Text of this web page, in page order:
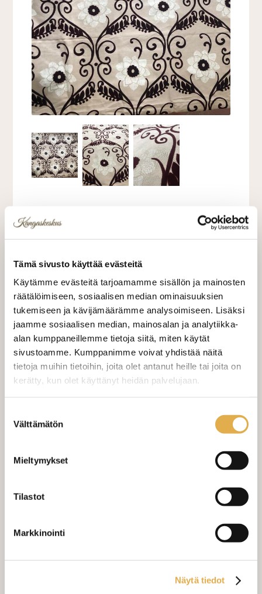
Tämä sivusto käyttää evästeitä
Käytämme evästeitä tarjoamamme sisällön ja mainosten
räätälöimiseen, sosiaalisen median ominaisuuksien
tukemiseen ja kävijämäärämme analysoimiseen. Lisäksi
jaamme sosiaalisen median, mainosalan ja analytiikka-
alan kumppaneillemme tietoja siitä, miten käytät
sivustoamme. Kumppanimme voivat yhdistää näitä
tietoja muihin tietoihin, joita olet antanut heille tai joita on
kerätty, kun olet käyttänyt heidän palvelujaan.
valinta
Välttämätön
Mieltymykset
Tilastot
Markkinointi
Näytä tiedot
Samettiflokattuja kuvioita syvällä
tummanpunaisella, pohjan väri beige
Tarjous - osta nyt ja säästä 42,16 €
20,00 €
Norm.62,16 €
LISÄÄ OSTOSKORIIN
Valitse mukaan ompelupalvelu
MÄÄRÄ:
Mittausohje-sivulta
laskukaavion. Ompelutyön toimitusaika
ommeltavan jotain muuta niin ota
yhteyttä kangaskeskus@elisanet.fi